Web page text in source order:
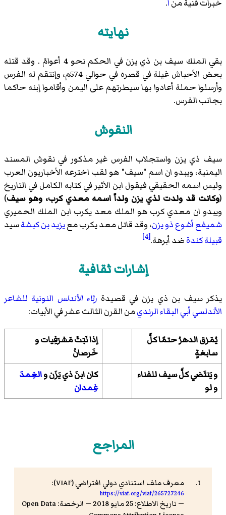
خبرات فنية منا.
نهايته
بقي الملك سيف بن ذي يزن في الحكم نحو 4 أعوامً . وقد قتله
بعض الأحباش غيلة في قصره في حوالي 574م، وإنتقم له الفرس
وأرسلوا حملة أعادوا بها سيطرتهم على اليمن وأقاموا إبنه حاكما
بجانب الفرس.
النقوش
سيف ذي يزن واستجلاب الفرس غير مذكور في نقوش المسند
اليمنية، ويبدو ان اسم "سيف" هو لقب اخترعه الأخباريون العرب
وليس اسمه الحقيقي فيقول ابن الأثير في كتابه الكامل في التاريخ
(وكانت قد ولدت لذي يزن ولداً اسمه معدي كرب، وهو سيف)
ويبدو ان معدي كرب هو الملك معد يكرب ابن الملك الحميري
شميفع أشوع ذو يزن، وقد قاتل معد يكرب معيزيد بن كبشةسيد
قبيلة كندةضد أبرهة.[4]
إشارات ثقافية
يذكر سيف بن ذي يزن في قصيدة رثاء الأندلس النونية للشاعر
الأندلسيأبي البقاء الرنديمن القرن الثالث عشر في الأبيات:
يُمَزق الدهرُ حتمًا كلَّ
سابغةٍ
إذا نَبَتْ مَشرَفِيات و
خَرصانُ
و يَنتَضي كلَّ سيف للفناء
و لو
كان ابنَ ذي يَزَن والغِمدَ
غِمدان
المراجع
معرف ملف استنادي دولي افتراضي (VIAF):
https://viaf.org/viaf/265727246
— تاريخ الاطلاع: 25 مايو 2018 — الرخصة: Open Data